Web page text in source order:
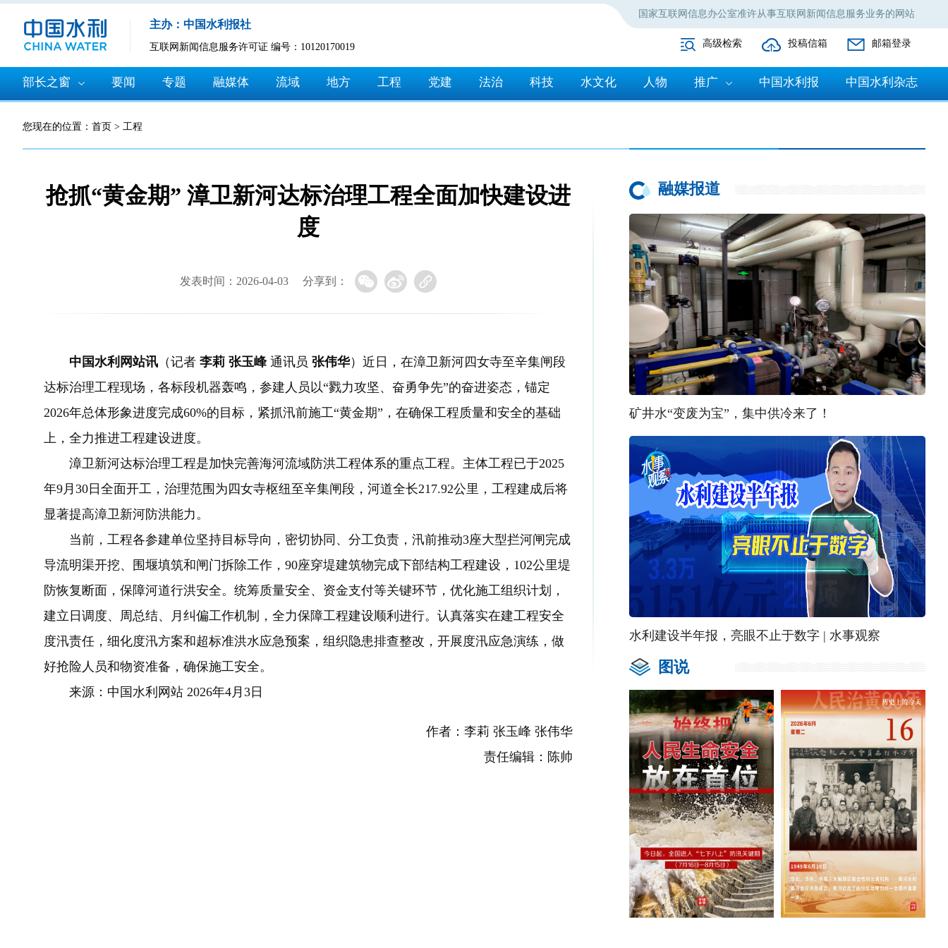
国家互联网信息办公室准许从事互联网新闻信息服务业务的网站
主办：中国水利报社
互联网新闻信息服务许可证 编号：10120170019 高级检索 投稿信箱 邮箱登录
部长之窗 要闻 专题 融媒体 流域 地方 工程 党建 法治 科技 水文化 人物 推广 中国水利报 中国水利杂志
您现在的位置： 首页 > 工程
抢抓“黄金期” 漳卫新河达标治理工程全面加快建设进
度
发表时间：2026-04-03 分享到：
中国水利网站讯 （记者 李莉 张玉峰 通讯员 张伟华）近日，在漳卫新河四女寺至辛集闸段
达标治理工程现场，各标段机器轰鸣，参建人员以“戮力攻坚、奋勇争先”的奋进姿态，锚定
2026年总体形象进度完成60%的目标，紧抓汛前施工“黄金期”，在确保工程质量和安全的基础
上，全力推进工程建设进度。
漳卫新河达标治理工程是加快完善海河流域防洪工程体系的重点工程。主体工程已于2025
年9月30日全面开工，治理范围为四女寺枢纽至辛集闸段，河道全长217.92公里，工程建成后将
显著提高漳卫新河防洪能力。
当前，工程各参建单位坚持目标导向，密切协同、分工负责，汛前推动3座大型拦河闸完成
导流明渠开挖、围堰填筑和闸门拆除工作，90座穿堤建筑物完成下部结构工程建设，102公里堤
防恢复断面，保障河道行洪安全。统筹质量安全、资金支付等关键环节，优化施工组织计划，
建立日调度、周总结、月纠偏工作机制，全力保障工程建设顺利进行。认真落实在建工程安全
度汛责任，细化度汛方案和超标准洪水应急预案，组织隐患排查整改，开展度汛应急演练，做
好抢险人员和物资准备，确保施工安全。
来源：中国水利网站 2026年4月3日
作者：李莉 张玉峰 张伟华
责任编辑：陈帅
融媒报道
矿井水“变废为宝”，集中供冷来了！
水利建设半年报，亮眼不止于数字 | 水事观察
图说